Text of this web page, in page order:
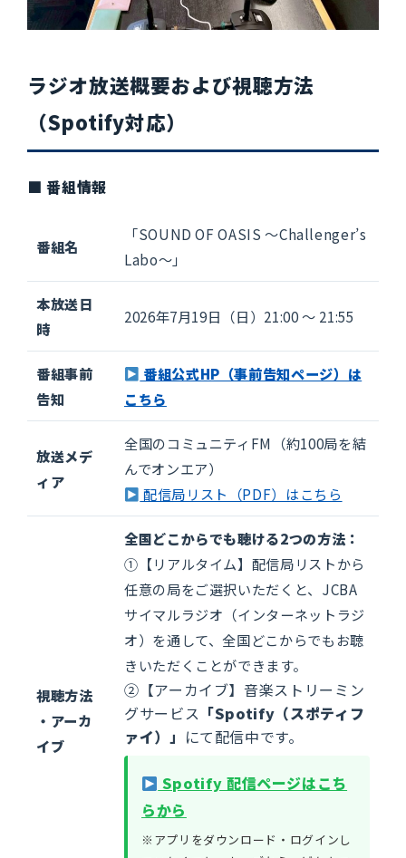
ラジオ放送概要および視聴方法
（Spotify対応）
■ 番組情報
番組名
「SOUND OF OASIS 〜Challenger’s
Labo〜」
本放送日
時
2026年7月19日（日）21:00 〜 21:55
番組事前
告知
番組公式HP（事前告知ページ）は
こちら
放送メデ
ィア
全国のコミュニティFM（約100局を結
んでオンエア）
配信局リスト（PDF）はこちら
視聴方法
・アーカ
イブ
全国どこからでも聴ける2つの方法：
①【リアルタイム】配信局リストから
任意の局をご選択いただくと、JCBA
サイマルラジオ（インターネットラジ
オ）を通して、全国どこからでもお聴
きいただくことができます。
②【アーカイブ】音楽ストリーミン
グサービス 「Spotify（スポティフ
ァイ）」 にて配信中です。
Spotify 配信ページはこち
らから
※アプリをダウンロード・ログインし